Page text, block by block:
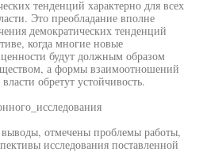
тенденций характерно для всех
Это преобладание вполне
демократических тенденций
когда многие новые
будут должным образом
а формы взаимоотношений
обретут устойчивость.
отмечены проблемы работы,
исследования поставленной